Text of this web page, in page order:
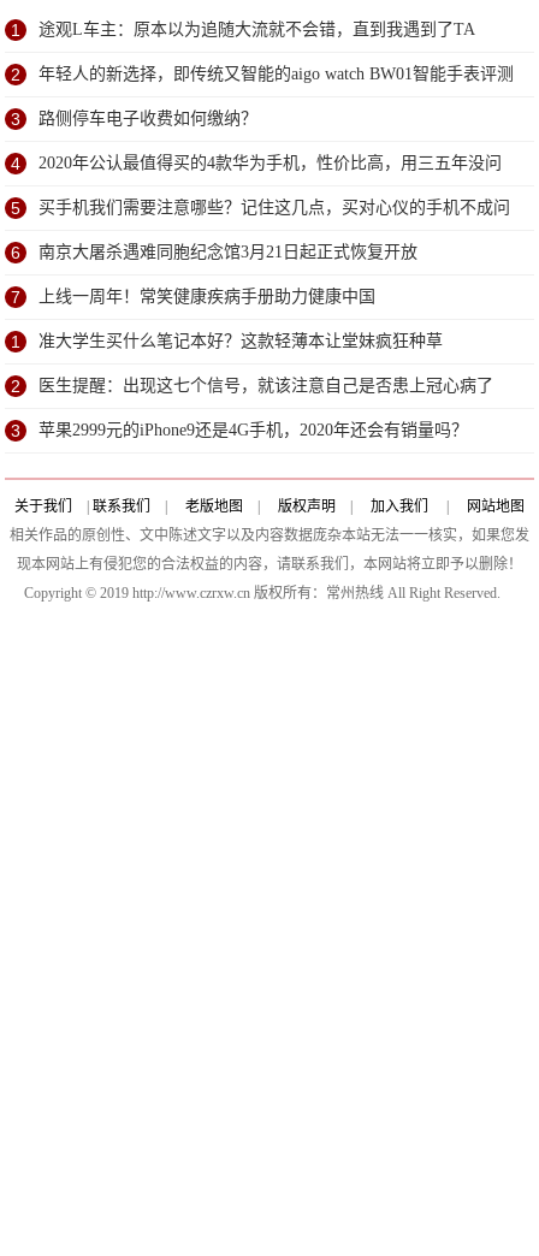
1 途观L车主：原本以为追随大流就不会错，直到我遇到了TA
2 年轻人的新选择，即传统又智能的aigo watch BW01智能手表评测
3 路侧停车电子收费如何缴纳？
4 2020年公认最值得买的4款华为手机，性价比高，用三五年没问
题
5 买手机我们需要注意哪些？记住这几点，买对心仪的手机不成问
题
6 南京大屠杀遇难同胞纪念馆3月21日起正式恢复开放
7 上线一周年！常笑健康疾病手册助力健康中国
1 准大学生买什么笔记本好？这款轻薄本让堂妹疯狂种草
2 医生提醒：出现这七个信号，就该注意自己是否患上冠心病了
3 苹果2999元的iPhone9还是4G手机，2020年还会有销量吗？
关于我们 联系我们 老版地图 版权声明 加入我们
网站地图
相关作品的原创性、文中陈述文字以及内容数据庞杂本站无法一一核实，如果您发
现本网站上有侵犯您的合法权益的内容，请联系我们，本网站将立即予以删除！
Copyright © 2019 http://www.czrxw.cn 版权所有：常州热线 All Right Reserved.